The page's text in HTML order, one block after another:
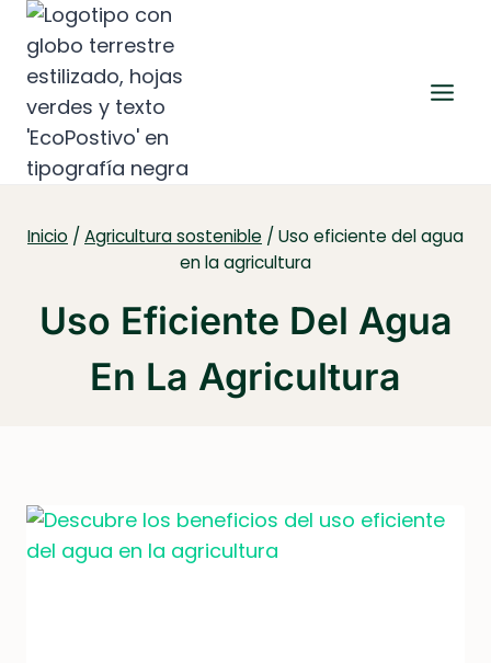
Saltar
contenido
Inicio / Agricultura sostenible / Uso eficiente del agua
en la agricultura
Uso Eficiente Del Agua
En La Agricultura